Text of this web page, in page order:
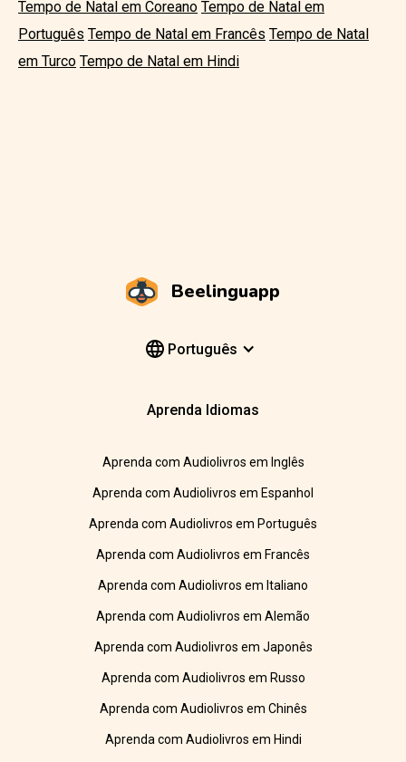
Tempo de Natal em Coreano Tempo de Natal em
Português Tempo de Natal em Francês Tempo de Natal
em Turco Tempo de Natal em Hindi
Beelinguapp
Português
Aprenda Idiomas
Aprenda com Audiolivros em Inglês
Aprenda com Audiolivros em Espanhol
Aprenda com Audiolivros em Português
Aprenda com Audiolivros em Francês
Aprenda com Audiolivros em Italiano
Aprenda com Audiolivros em Alemão
Aprenda com Audiolivros em Japonês
Aprenda com Audiolivros em Russo
Aprenda com Audiolivros em Chinês
Aprenda com Audiolivros em Hindi